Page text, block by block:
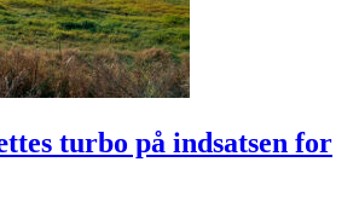
turbo på indsatsen for